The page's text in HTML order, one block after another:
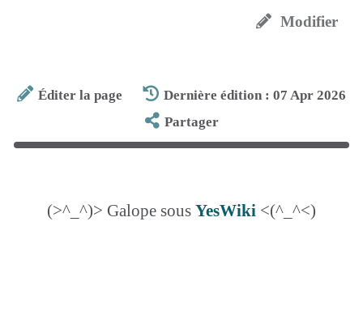
Modifier
Éditer la page
Dernière édition : 07 Apr 2026
Partager
(>^_^)> Galope sous YesWiki <(^_^<)